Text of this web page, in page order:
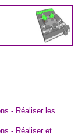
- Réaliser les
- Réaliser et